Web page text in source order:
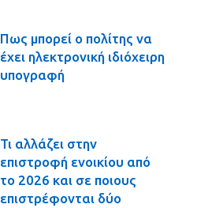
Πως μπορεί ο πολίτης να
έχει ηλεκτρονική ιδιόχειρη
υπογραφή
Τι αλλάζει στην
επιστροφή ενοικίου από
το 2026 και σε ποιους
επιστρέφονται δύο